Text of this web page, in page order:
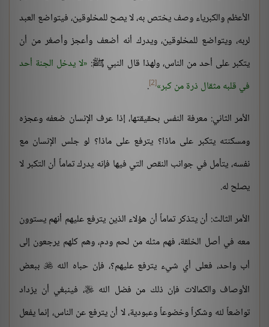
الأعظم والكبرياء وصف يختص به، لا يصح للمخلوقين، فيتواضع العبد
لربه، ويتواضع للمخلوقين، ويدرك أنه أضعف وأعجز وأصغر من أن
يتكبر على أحد من الناس، ولهذا قال النبي ﷺ: لا يدخل الجنة أحد
في قلبه مثقال ذرة من كبر [2]
.
الأمر الثاني: معرفة النفس بحقيقتها، إذا عرف الإنسان ضعفه وعجزه
ومسكنته يتكبر على ماذا؟ يترفع على ماذا؟ لو جلس الإنسان مع
نفسه، يتأمل في جوانب النقص التي فيها فإنه يدرك تماماً أن التكبر لا
يصلح له.
الأمر الثالث: أن يتذكر تماماً أن هؤلاء الذين يترفع عليهم أنهم يستوون
معه في أصل الخلقة، فهم مثله من لحم ودم، وهم كلهم يرجعون إلى
أب واحد، فعلى أي شيء يترفع عليهم؟، فإن حباه الله ببعض
الأوصاف والكمالات فإن ذلك من فضل الله ، فينبغي أن يزداد
تواضعاً لله وشكراً وخضوعاً وعبودية، لا أن يترفع عن الناس، إنما يفعل